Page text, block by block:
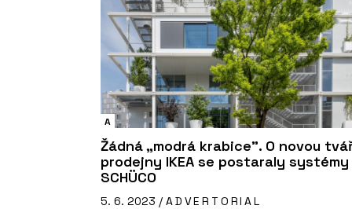
A
Žádná „modrá krabice”. O novou
prodejny IKEA se postaraly systémy
SCHÜCO
5. 6. 2023 / ADVERTORIAL